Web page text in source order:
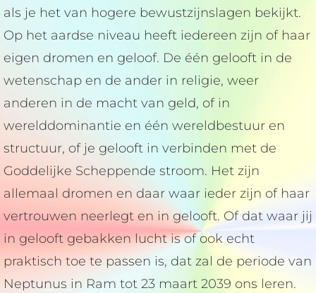
als je het van hogere bewustzijnslagen bekijkt.
Op het aardse niveau heeft iedereen zijn of haar
eigen dromen en geloof. De één gelooft in de
wetenschap en de ander in religie, weer
anderen in de macht van geld, of in
werelddominantie en één wereldbestuur en
structuur, of je gelooft in verbinden met de
Goddelijke Scheppende stroom. Het zijn
allemaal dromen en daar waar ieder zijn of haar
vertrouwen neerlegt en in gelooft. Of dat waar jij
in gelooft gebakken lucht is of ook echt
praktisch toe te passen is, dat zal de periode van
Neptunus in Ram tot 23 maart 2039 ons leren.